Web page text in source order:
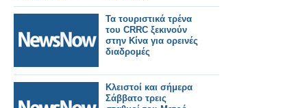
Τα τουριστικά τρένα
του CRRC ξεκινούν
στην Κίνα για ορεινές
διαδρομές
Κλειστοί και σήμερα
Σάββατο τρεις